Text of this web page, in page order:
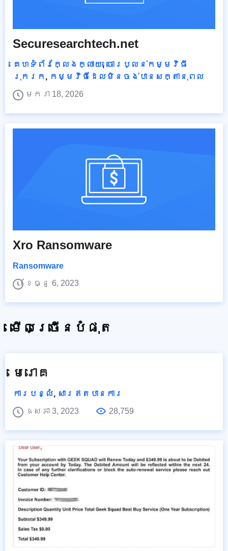
Securesearchtech.net
គេហទំព័រក្លែងក្លាយ, ចោរប្លន់កម្មវិធី
រុករក , កម្មវិធីដែលមិនចង់បានសក្តានុពល
មករា 18, 2026
Xro Ransomware
Ransomware
ខែធ្នូ 6, 2023
មើលច្រើនបំផុត
មេរោគ
ការបន្លំ, សារឥតបានការ
ឧសភា 3, 2023
28,759